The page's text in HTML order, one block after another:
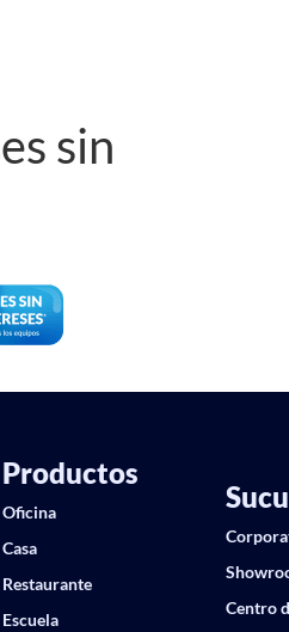
sin
Productos
Oficina
Casa
Restaurante
Escuela
Centro